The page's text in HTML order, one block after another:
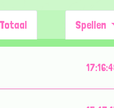
Totaal Spellen